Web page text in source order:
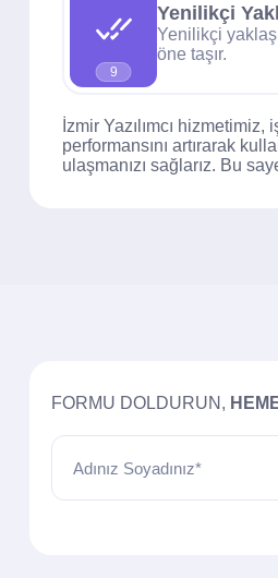
9
Yenilikçi
Yenilikçi
öne taşır.
İzmir Yazılımcı
performansını artırarak
ulaşmanızı sağlarız. Bu
FORMU DOLDURUN,
Adınız Soyadınız*